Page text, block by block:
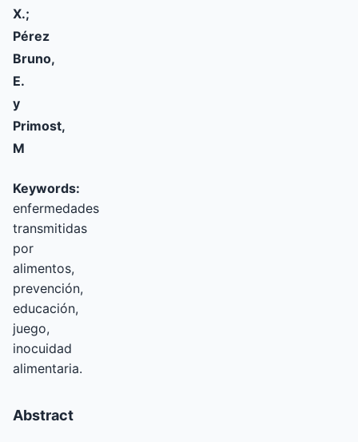
X.;
Pérez
Bruno,
E.
y
Primost,
M
Keywords:
enfermedades
transmitidas
por
alimentos,
prevención,
educación,
juego,
inocuidad
alimentaria.
Abstract